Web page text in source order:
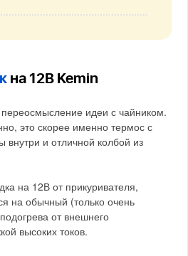
на 12В Kemin
идеи с чайником.
это скорее именно термос с
внутри и отличной колбой из
на 12В от прикуривателя,
на обычный (только очень
от внешнего
высоких токов.